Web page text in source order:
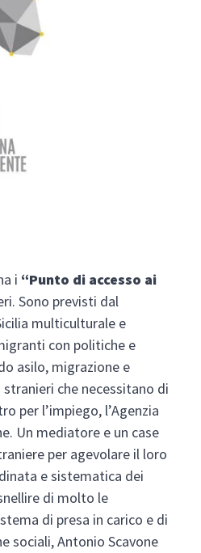
i “Punto di accesso ai
Sono previsti dal
multiculturale e
con politiche e
asilo, migrazione e
che necessitano di
per l’impiego, l’Agenzia
Un mediatore e un case
per agevolare il loro
e sistematica dei
di molto le
di presa in carico e di
sociali, Antonio Scavone